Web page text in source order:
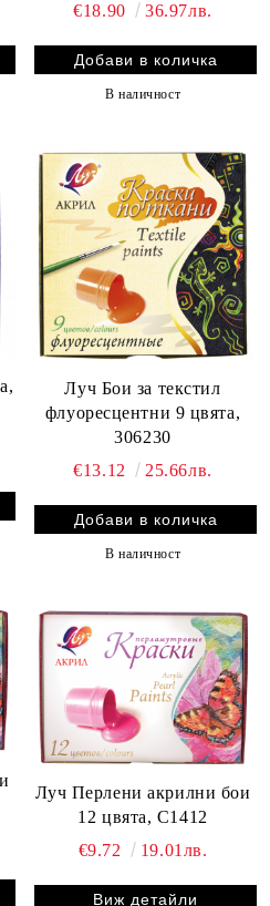
€18.90
36.97лв.
В наличност
Луч Бои за текстил
флуоресцентни 9 цвята,
306230
€13.12
25.66лв.
В наличност
Луч Перлени акрилни бои
12 цвята, С1412
€9.72
19.01лв.
Виж детайли